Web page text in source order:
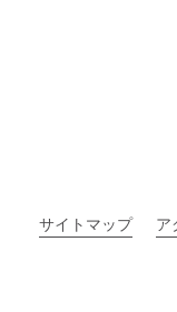
サイトマップ
ア